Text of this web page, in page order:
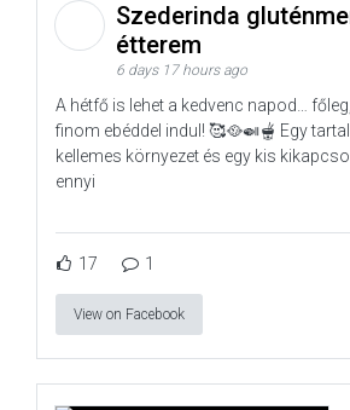
Szederinda
étterem
6 days 17 hours ago
A hétfő is lehet a kedvenc napod…
finom ebéddel indul! 🥰🥘🍛🫕 Egy
kellemes környezet és egy kis
ennyi
17 1
View on Facebook